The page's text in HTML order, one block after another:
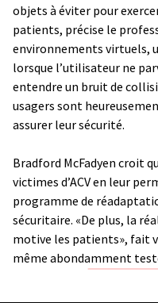
objets à éviter pour
patients, précise le
environnements virtuels,
lorsque l’utilisateur ne
entendre un bruit de
usagers sont
assurer leur sécurité.
Bradford McFadyen croit
victimes d’ACV en leur
programme de
sécuritaire. «De plus, la
motive les patients», fait
même abondamment